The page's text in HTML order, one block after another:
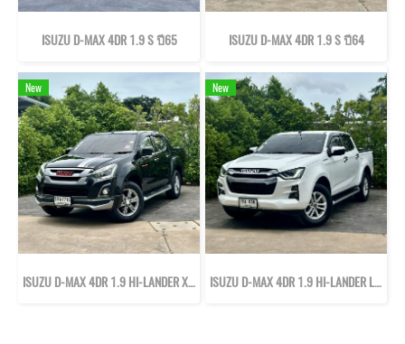
ISUZU D-MAX 4DR 1.9 S ปี65 ISUZU D-MAX 4DR 1.9 S ปี64
New
ISUZU D-MAX 4DR 1.9 HI-LANDER X-SERIES Z ปี59
New
ISUZU D-MAX 4DR 1.9 HI-LANDER L DA ปี65